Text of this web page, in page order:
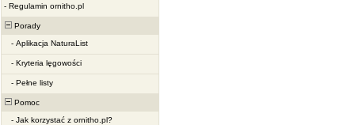
- Regulamin ornitho.pl
Porady
- Aplikacja NaturaList
- Kryteria lęgowości
- Pełne listy
Pomoc
- Jak korzystać z ornitho.pl?